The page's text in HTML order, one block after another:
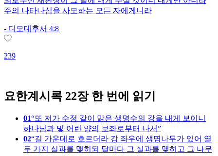
주의 나타나심을 사모하는 모든 자에게니라
- 디모데후서 4:8
239
요한계시록 22장 한 번에 읽기
01
또 저가 수정 같이 맑은 생명수의 강을 내게 보이니
하나님과 및 어린 양의 보좌로부터 나서
02 길 가운데로 흐르더라 강 좌우에 생명나무가 있어 열
두 가지 실과를 맺히되 달마다 그 실과를 맺히고 그 나무